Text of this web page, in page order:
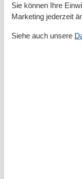
Unterkunft
Doppelbetten
Sie können Ihre
Marketing jederzeit
Siehe auch unsere